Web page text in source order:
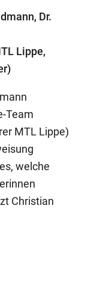
Dr.
Lippe,
Team
MTL Lippe)
welche
Christian